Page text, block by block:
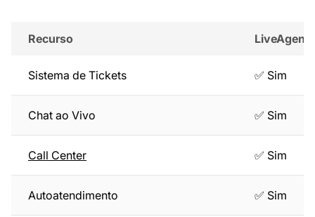
Recurso LiveAgent
Sistema de Tickets ✅ Sim
Chat ao Vivo ✅ Sim
Call Center ✅ Sim
Autoatendimento ✅ Sim